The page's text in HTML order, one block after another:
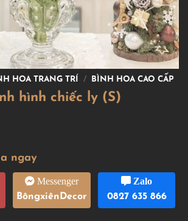
HOA TRANG TRÍ / BÌNH HOA CAO CẤP
hình chiếc ly (S)
ngay
Messenger
BôngxiênDecor
Zalo
0827 635 866